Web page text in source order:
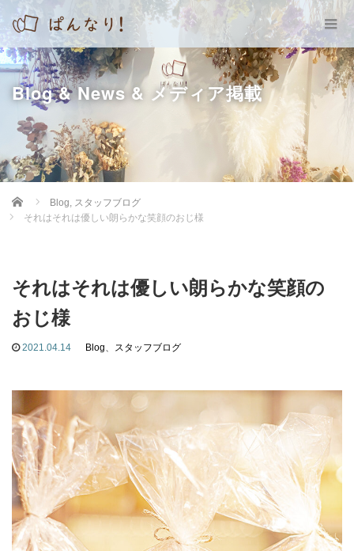
Blog & News & メディア掲載
Home Blog, スタッフブログ
それはそれは優しい朗らかな笑顔のおじ様
それはそれは優しい朗らかな笑顔の
おじ様
2021.04.14 Blog、 スタッフブログ